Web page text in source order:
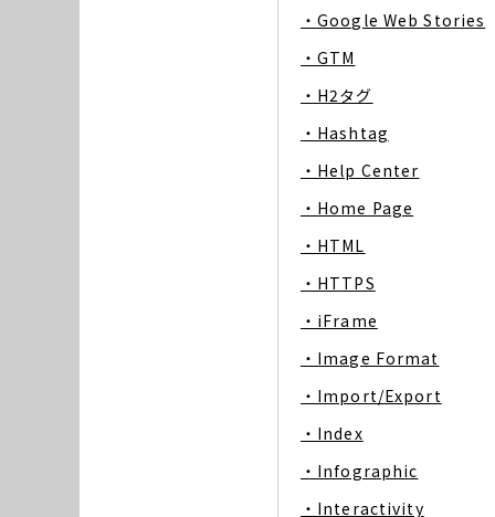
・Google Web Stories
・GTM
・H2タグ
・Hashtag
・Help Center
・Home Page
・HTML
・HTTPS
・iFrame
・Image Format
・Import/Export
・Index
・Infographic
・Interactivity